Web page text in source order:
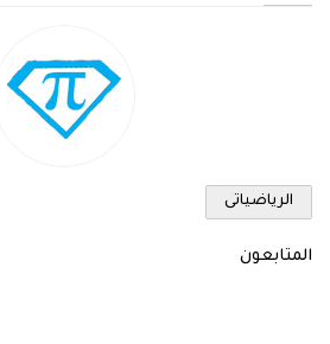
الرياضياتى
المتابعون